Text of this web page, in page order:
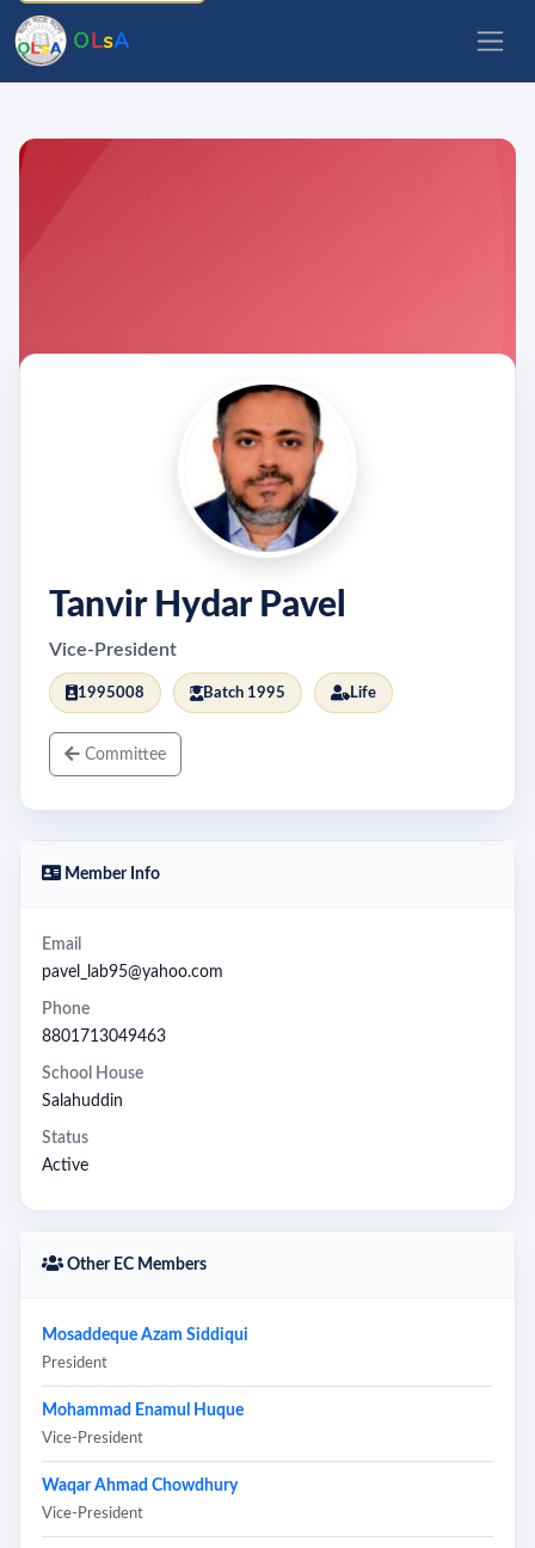
OLsA
Tanvir Hydar Pavel
Vice-President
1995008 Batch 1995 Life
Committee
Member Info
Email
pavel_lab95@yahoo.com
Phone
8801713049463
School House
Salahuddin
Status
Active
Other EC Members
Mosaddeque Azam Siddiqui
President
Mohammad Enamul Huque
Vice-President
Waqar Ahmad Chowdhury
Vice-President